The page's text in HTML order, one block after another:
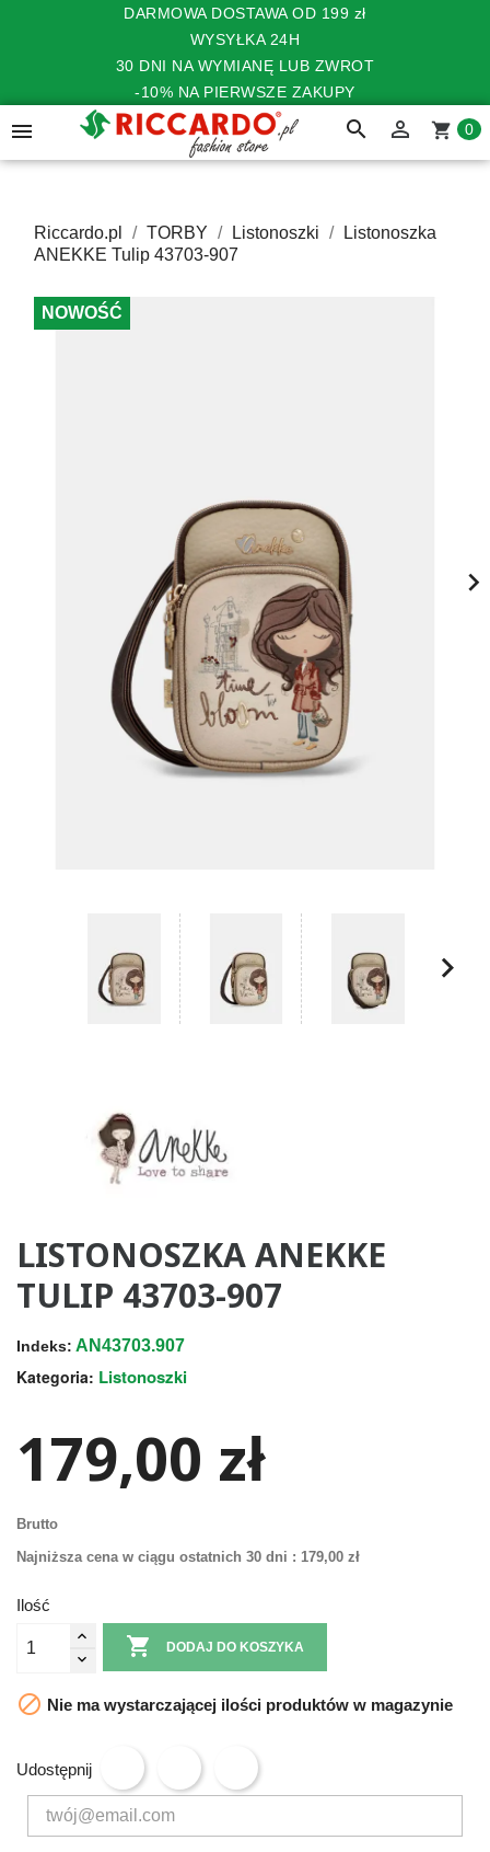
DARMOWA DOSTAWA OD 199 zł
WYSYŁKA 24H
30 DNI NA WYMIANĘ LUB ZWROT
-10% NA PIERWSZE ZAKUPY
 search  shopping_cart 0
Riccardo.pl TORBY Listonoszki
Listonoszka
ANEKKE Tulip 43703-907
NOWOŚĆ

LISTONOSZKA ANEKKE
TULIP 43703-907
Indeks: AN43703.907
Kategoria: Listonoszki
179,00 zł
Brutto
Najniższa cena w ciągu ostatnich 30 dni : 179,00 zł
Ilość
 DODAJ DO KOSZYKA
 Nie ma wystarczającej ilości produktów w magazynie
Udostępnij